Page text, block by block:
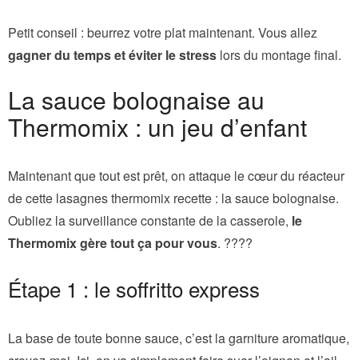
Petit conseil : beurrez votre plat maintenant. Vous allez
gagner du temps et éviter le stress lors du montage final.
La sauce bolognaise au
Thermomix : un jeu d’enfant
Maintenant que tout est prêt, on attaque le cœur du réacteur
de cette lasagnes thermomix recette : la sauce bolognaise.
Oubliez la surveillance constante de la casserole, le
Thermomix gère tout ça pour vous. ????
Étape 1 : le soffritto express
La base de toute bonne sauce, c’est la garniture aromatique,